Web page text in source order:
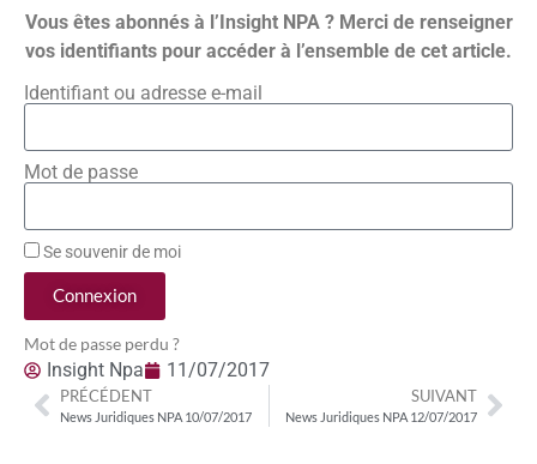
Vous êtes abonnés à l’Insight NPA ? Merci de renseigner
vos identifiants pour accéder à l’ensemble de cet article.
Identifiant ou adresse e-mail
Mot de passe
Se souvenir de moi
Connexion
Mot de passe perdu ?
Insight Npa 11/07/2017
PRÉCÉDENT
News Juridiques NPA 10/07/2017
SUIVANT
News Juridiques NPA 12/07/2017